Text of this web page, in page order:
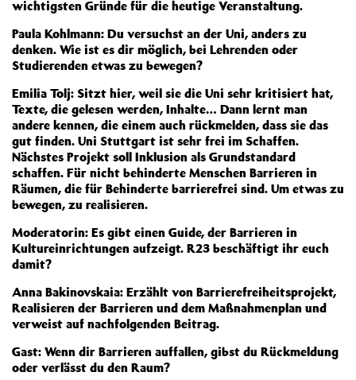
wichtigsten Gründe für die heutige Veranstaltung.
Paula Kohlmann: Du versuchst an der Uni, anders zu
denken. Wie ist es dir möglich, bei Lehrenden oder
Studierenden etwas zu bewegen?
Emilia Tolj: Sitzt hier, weil sie die Uni sehr kritisiert hat,
Texte, die gelesen werden, Inhalte… Dann lernt man
andere kennen, die einem auch rückmelden, dass sie das
gut finden. Uni Stuttgart ist sehr frei im Schaffen.
Nächstes Projekt soll Inklusion als Grundstandard
schaffen. Für nicht behinderte Menschen Barrieren in
Räumen, die für Behinderte barrierefrei sind. Um etwas zu
bewegen, zu realisieren.
Moderatorin: Es gibt einen Guide, der Barrieren in
Kultureinrichtungen aufzeigt. R23 beschäftigt ihr euch
damit?
Anna Bakinovskaia: Erzählt von Barrierefreiheitsprojekt,
Realisieren der Barrieren und dem Maßnahmenplan und
verweist auf nachfolgenden Beitrag.
Gast: Wenn dir Barrieren auffallen, gibst du Rückmeldung
oder verlässt du den Raum?